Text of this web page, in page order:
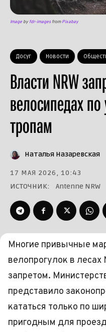
Досуг Новости
Власти NRW
велосипедах
тропам
Image byfdr-imagesfromPixabay
Наталья Назаревская
17 МАЯ 2026, 10:43
ИСТОЧНИК:
Antenne NRW
Многие привычные
велопрогулок в лесах
запретом.
представило
кататься только по
пригодным для